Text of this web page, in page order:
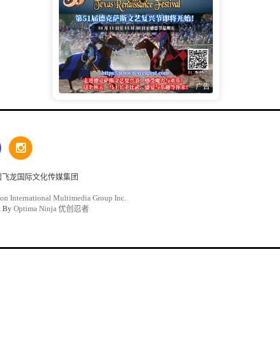
广告
龙国际文化传媒集团
International Multimedia Group Inc.
ByOptima Ninja 优创忍者